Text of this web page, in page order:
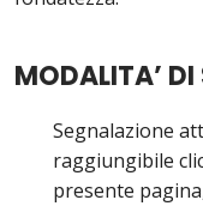
MODALITA’
Segnalazione
raggiungibile
presente